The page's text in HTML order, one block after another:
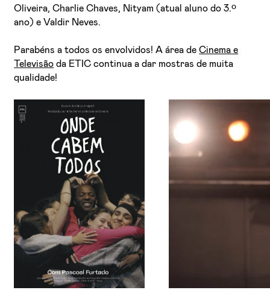
Oliveira, Charlie Chaves, Nityam (atual aluno do 3.º
ano) e Valdir Neves.
Parabéns a todos os envolvidos! A área deCinema e
Televisão da ETIC continua a dar mostras de muita
qualidade!